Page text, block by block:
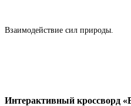
Взаимодействие сил природы.
Интерактивный кроссворд